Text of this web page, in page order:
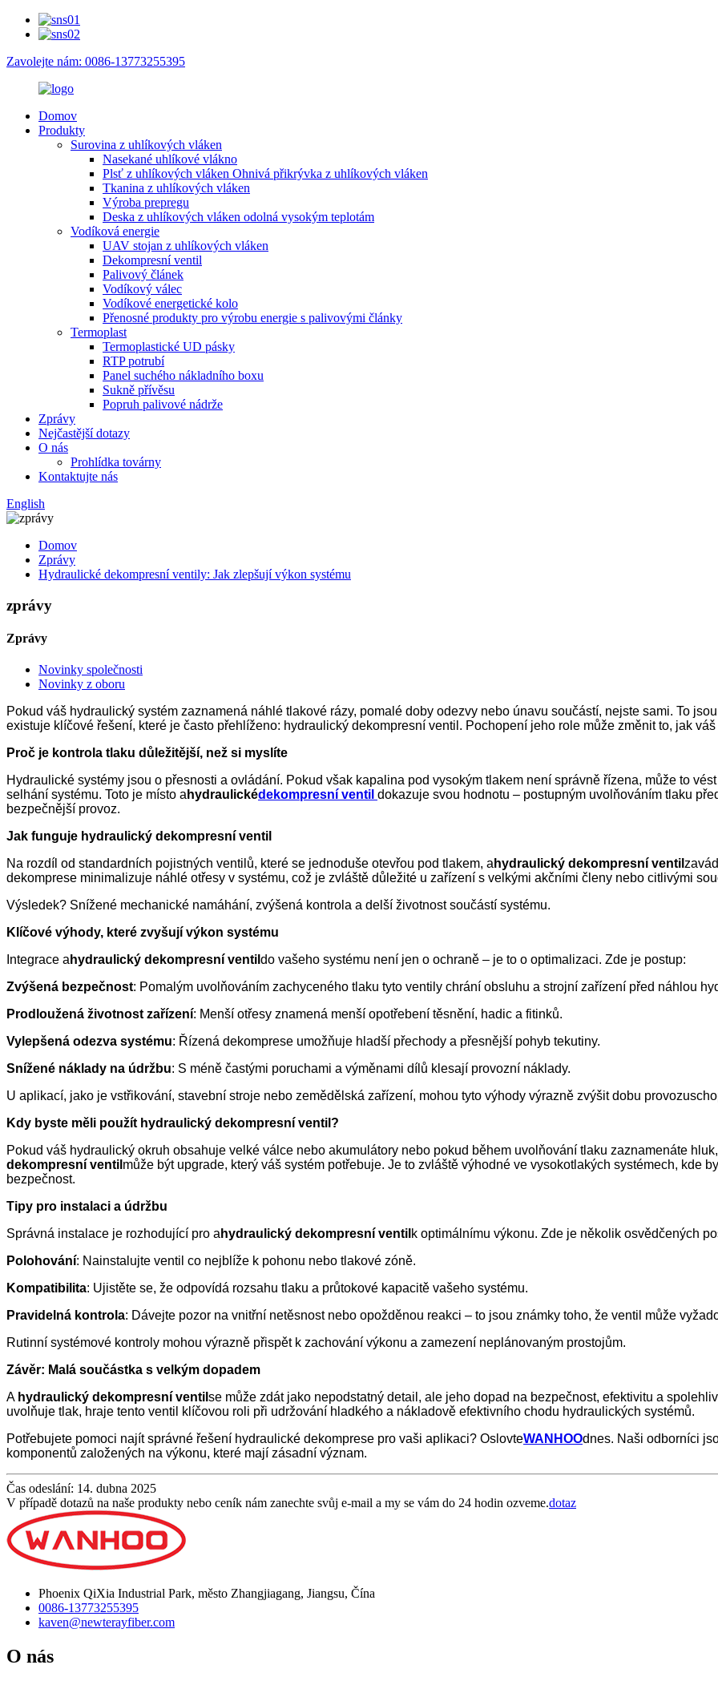
Zavolejte nám: 0086-13773255395
Domov
Produkty
Surovina z uhlíkových vláken
Nasekané uhlíkové vlákno
Plsť z uhlíkových vláken Ohnivá přikrývka z uhlíkových vláken
Tkanina z uhlíkových vláken
Výroba prepregu
Deska z uhlíkových vláken odolná vysokým teplotám
Vodíková energie
UAV stojan z uhlíkových vláken
Dekompresní ventil
Palivový článek
Vodíkový válec
Vodíkové energetické kolo
Přenosné produkty pro výrobu energie s palivovými články
Termoplast
Termoplastické UD pásky
RTP potrubí
Panel suchého nákladního boxu
Sukně přívěsu
Popruh palivové nádrže
Zprávy
Nejčastější dotazy
O nás
Prohlídka továrny
Kontaktujte nás
English
Domov
Zprávy
Hydraulické dekompresní ventily: Jak zlepšují výkon systému
zprávy
Zprávy
Novinky společnosti
Novinky z oboru
Pokud váš hydraulický systém zaznamená náhlé tlakové rázy, pomalé doby odezvy nebo únavu součástí, nejste sami. To
existuje klíčové řešení, které je často přehlíženo: hydraulický dekompresní ventil. Pochopení jeho role může změnit to, jak
Proč je kontrola tlaku důležitější, než si myslíte
Hydraulické systémy jsou o přesnosti a ovládání. Pokud však kapalina pod vysokým tlakem není správně řízena, může to
selhání systému. Toto je místo a hydraulickédekompresní ventil dokazuje svou hodnotu – postupným uvolňováním tlaku
bezpečnější provoz.
Jak funguje hydraulický dekompresní ventil
Na rozdíl od standardních pojistných ventilů, které se jednoduše otevřou pod tlakem, a hydraulický dekompresní ventil
dekomprese minimalizuje náhlé otřesy v systému, což je zvláště důležité u zařízení s velkými akčními členy nebo citlivými
Výsledek? Snížené mechanické namáhání, zvýšená kontrola a delší životnost součástí systému.
Klíčové výhody, které zvyšují výkon systému
Integrace a hydraulický dekompresní ventil do vašeho systému není jen o ochraně – je to o optimalizaci. Zde je postup:
Zvýšená bezpečnost: Pomalým uvolňováním zachyceného tlaku tyto ventily chrání obsluhu a strojní zařízení před náhlou
Prodloužená životnost zařízení: Menší otřesy znamená menší opotřebení těsnění, hadic a fitinků.
Vylepšená odezva systému: Řízená dekomprese umožňuje hladší přechody a přesnější pohyb tekutiny.
Snížené náklady na údržbu: S méně častými poruchami a výměnami dílů klesají provozní náklady.
U aplikací, jako je vstřikování, stavební stroje nebo zemědělská zařízení, mohou tyto výhody výrazně zvýšit dobu
Kdy byste měli použít hydraulický dekompresní ventil?
Pokud váš hydraulický okruh obsahuje velké válce nebo akumulátory nebo pokud během uvolňování tlaku zaznamenáte
dekompresní ventil může být upgrade, který váš systém potřebuje. Je to zvláště výhodné ve vysokotlakých systémech, kde
bezpečnost.
Tipy pro instalaci a údržbu
Správná instalace je rozhodující pro a hydraulický dekompresní ventil k optimálnímu výkonu. Zde je několik osvědčených
Polohování: Nainstalujte ventil co nejblíže k pohonu nebo tlakové zóně.
Kompatibilita: Ujistěte se, že odpovídá rozsahu tlaku a průtokové kapacitě vašeho systému.
Pravidelná kontrola: Dávejte pozor na vnitřní netěsnost nebo opožděnou reakci – to jsou známky toho, že ventil může
Rutinní systémové kontroly mohou výrazně přispět k zachování výkonu a zamezení neplánovaným prostojům.
Závěr: Malá součástka s velkým dopadem
A hydraulický dekompresní ventil se může zdát jako nepodstatný detail, ale jeho dopad na bezpečnost, efektivitu a
uvolňuje tlak, hraje tento ventil klíčovou roli při udržování hladkého a nákladově efektivního chodu hydraulických systémů.
Potřebujete pomoci najít správné řešení hydraulické dekomprese pro vaši aplikaci? OslovteWANHOOdnes. Naši odborníci
komponentů založených na výkonu, které mají zásadní význam.
Čas odeslání: 14. dubna 2025
V případě dotazů na naše produkty nebo ceník nám zanechte svůj e-mail a my se vám do 24 hodin ozveme.dotaz
Phoenix QiXia Industrial Park, město Zhangjiagang, Jiangsu, Čína
0086-13773255395
kaven@newterayfiber.com
O nás